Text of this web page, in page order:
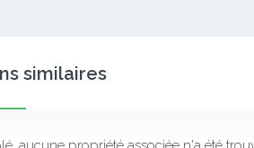
similaires